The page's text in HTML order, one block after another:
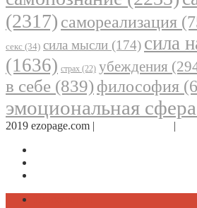
(2317) самореализация
секс (34) сила мысли (174) сила
(1636) страх (22) убеждения
в себе (839) философия
эмоциональная сфера
2019 ezopage.com | |